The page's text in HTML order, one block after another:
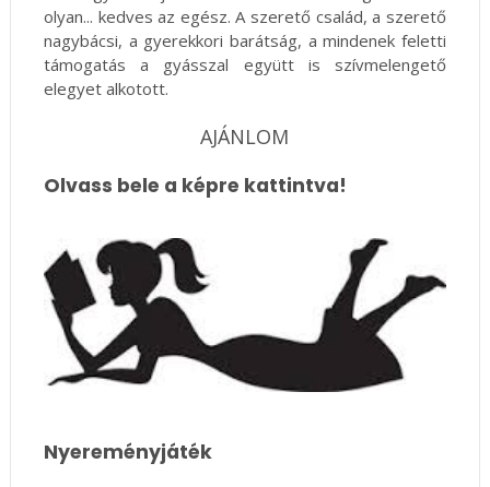
olyan... kedves az egész. A szerető család, a szerető
nagybácsi, a gyerekkori barátság, a mindenek feletti
támogatás a gyásszal együtt is szívmelengető
elegyet alkotott.
AJÁNLOM
Olvass bele a képre kattintva!
Nyereményjáték